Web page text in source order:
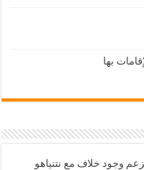
بها
وجود خلاف مع نتنياهو